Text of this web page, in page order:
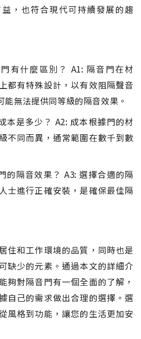
，也符合現代可持續發展的趨
有什麼區別？ A1: 隔音門在材
都有特殊設計，以有效阻隔聲音
無法提供同等級的隔音效果。
本是多少？ A2: 成本根據門的材
不同而異，通常範圍在數千到數
的隔音效果？ A3: 選擇合適的隔
士進行正確安裝，是確保最佳隔
住和工作環境的品質，同時也是
缺少的元素。通過本文的詳細介
夠對隔音門有一個全面的了解，
自己的需求做出合理的選擇。選
風格到功能，讓您的生活更加安